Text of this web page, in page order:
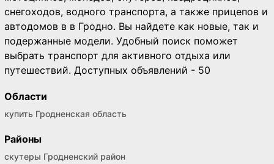
снегоходов, водного транспорта, а также прицепов и
автодомов в в Гродно. Вы найдете как новые, так и
подержанные модели. Удобный поиск поможет
выбрать транспорт для активного отдыха или
путешествий. Доступных объявлений - 50
Области
купить Гродненская область
Районы
скутеры Гродненский район